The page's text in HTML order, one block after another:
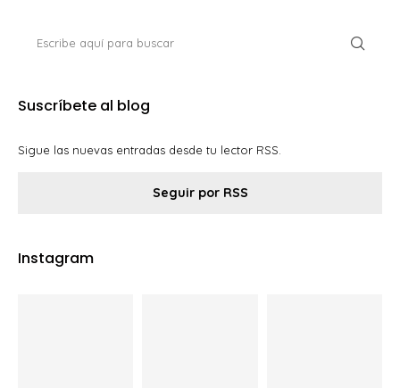
Suscríbete al blog
Sigue las nuevas entradas desde tu lector RSS.
Seguir por RSS
Instagram